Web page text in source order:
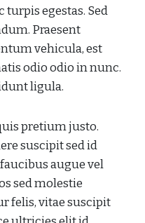
turpis egestas. Sed
Praesent
vehicula, est
odio odio in nunc.
ligula.
pretium justo.
suscipit sed id
augue vel
sed molestie
felis, vitae suscipit